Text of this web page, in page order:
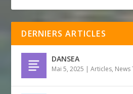
DERNIERS ARTICLES
DANSEA
Mai 5, 2025 |Articles, News